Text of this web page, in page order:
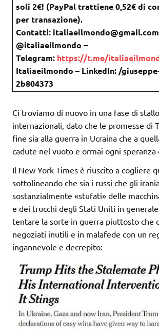
soli 2€! (PayPal trattiene 0,52€ di
per transazione).
Contatti:
@italiaeilmondo –
Telegram: https://t.me/
Italiaeilmondo – LinkedIn: /
2b804373
Ci troviamo di nuovo in una fase di
internazionali, dato che le promesse di
fine sia alla guerra in Ucraina che a
cadute nel vuoto e ormai ogni speranza
Il New York Times è riuscito a cogliere
sottolineando che sia i russi che gli
sostanzialmente «stufati» delle
e dei trucchi degli Stati Uniti in
tentare la sorte in guerra piuttosto che
negoziati inutili e in malafede con un
ingannevole e decrepito: